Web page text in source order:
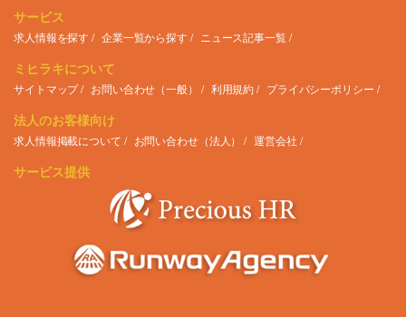
サービス
求人情報を探す 企業一覧から探す ニュース記事一覧
ミヒラキについて
サイトマップ お問い合わせ（一般） 利用規約 プライバシーポリシー
法人のお客様向け
求人情報掲載について お問い合わせ（法人） 運営会社
サービス提供